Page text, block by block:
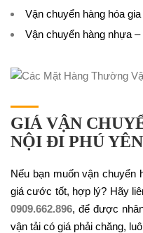
Vận chuyển hàng hóa gia
Vận chuyển hàng nhựa –
GIÁ VẬN
NỘI ĐI PHÚ
Nếu bạn muốn vận chuyển
giá cước tốt, hợp lý? Hãy
0909.662.896, để được
vận tải có giá phải chăng,